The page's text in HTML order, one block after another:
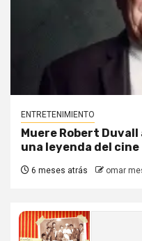
ENTRETENIMIENTO
Muere Robert Duvall
una leyenda del cine
6 meses atrás omar